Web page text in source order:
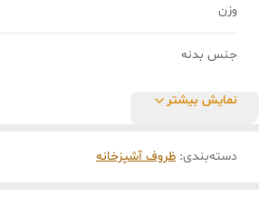
وزن
جنس بدنه
نمایش بیشتر
دسته‌بندی: ظروف آشپزخانه